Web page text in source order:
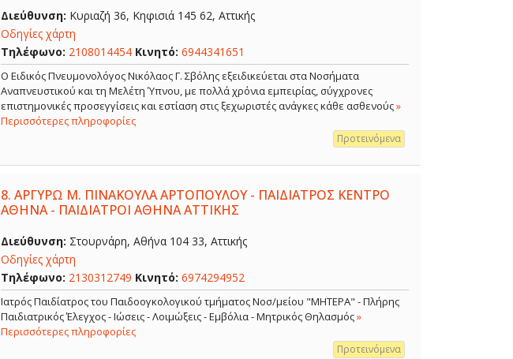
Διεύθυνση: Κυριαζή 36, Κηφισιά 145 62, Αττικής
Οδηγίες χάρτη
Τηλέφωνο: 2108014454 Κινητό: 6944341651
O Ειδικός Πνευμονολόγος Νικόλαος Γ. Σβόλης εξειδικεύεται στα Νοσήματα
Αναπνευστικού και τη Μελέτη Ύπνου, με πολλά χρόνια εμπειρίας, σύγχρονες
επιστημονικές προσεγγίσεις και εστίαση στις ξεχωριστές ανάγκες κάθε ασθενούς»
Περισσότερες πληροφορίες
Προτεινόμενα
8. ΑΡΓΥΡΩ Μ. ΠΙΝΑΚΟΥΛΑ ΑΡΤΟΠΟΥΛΟΥ - ΠΑΙΔΙΑΤΡΟΣ ΚΕΝΤΡΟ
ΑΘΗΝΑ - ΠΑΙΔΙΑΤΡΟΙ ΑΘΗΝΑ ΑΤΤΙΚΗΣ
Διεύθυνση: Στουρνάρη, Αθήνα 104 33, Αττικής
Οδηγίες χάρτη
Τηλέφωνο: 2130312749 Κινητό: 6974294952
Ιατρός Παιδίατρος του Παιδοογκολογικού τμήματος Νοσ/μείου "ΜΗΤΕΡΑ" - Πλήρης
Παιδιατρικός Έλεγχος - Ιώσεις - Λοιμώξεις - Εμβόλια - Μητρικός Θηλασμός»
Περισσότερες πληροφορίες
Προτεινόμενα